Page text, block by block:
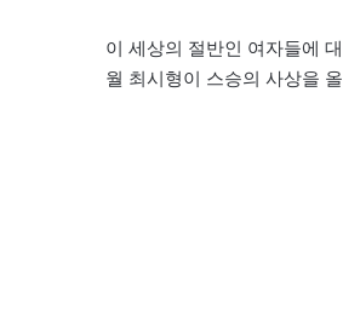
이 세상의 절반인 여자들에
월 최시형이 스승의 사상을